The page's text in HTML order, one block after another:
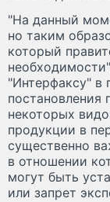
"На данный
но таким
который
"Интерфаксу" в
постановления
некоторых
продукции в
существенно
в отношении
могут быть
или запрет